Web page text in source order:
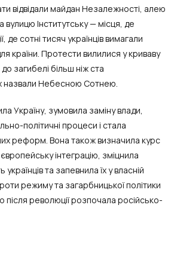
відвідали майдан Незалежності, алею
вулицю Інститутську — місця, де
де сотні тисяч українців вимагали
країни. Протести вилилися у криваву
загибелі більш ніж ста
назвали Небесною Сотнею.
Україну, зумовила заміну влади,
політичні процеси і стала
реформ. Вона також визначила курс
інтеграцію, зміцнила
українців та запевнила їх у власній
режиму та загарбницької політики
після революції розпочала російсько-